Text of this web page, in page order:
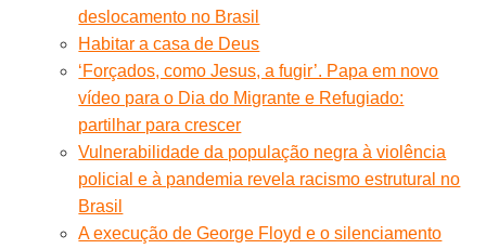
deslocamento no Brasil
Habitar a casa de Deus
‘Forçados, como Jesus, a fugir’. Papa em novo
vídeo para o Dia do Migrante e Refugiado:
partilhar para crescer
Vulnerabilidade da população negra à violência
policial e à pandemia revela racismo estrutural no
Brasil
A execução de George Floyd e o silenciamento